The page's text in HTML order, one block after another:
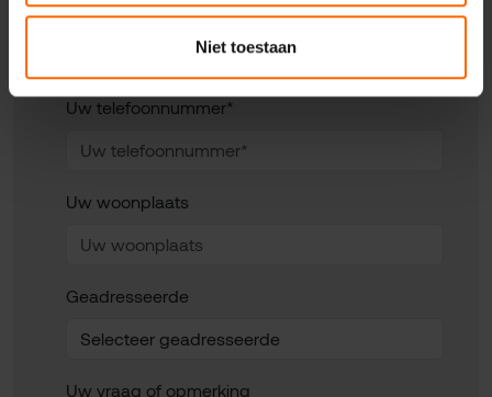
Niet toestaan
Uw e-mailadres*
Uw telefoonnummer*
Uw woonplaats
Geadresseerde
Uw vraag of opmerking